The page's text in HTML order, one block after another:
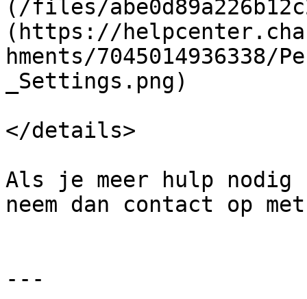
(/files/
(https://
hments/7045014936338/
_Settings.png)
</details>
Als je meer hulp nodig
neem dan contact op
---